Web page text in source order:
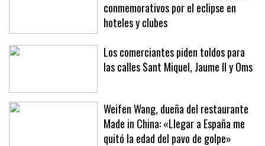
Champán, cenas temáticas y regalos
conmemorativos por el eclipse en
hoteles y clubes
Los comerciantes piden toldos para
Weifen Wang, dueña del restaurante